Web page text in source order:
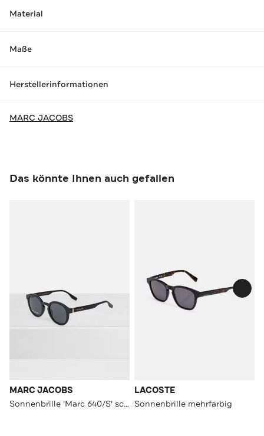
Material
Maße
Herstellerinformationen
MARC JACOBS
Das könnte Ihnen auch gefallen
MARC JACOBS
Sonnenbrille 'Marc 640/S' schwarz
LACOSTE
Sonnenbrille mehrfarbig